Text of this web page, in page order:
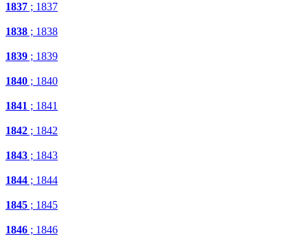
1837 ; 1837
1838 ; 1838
1839 ; 1839
1840 ; 1840
1841 ; 1841
1842 ; 1842
1843 ; 1843
1844 ; 1844
1845 ; 1845
1846 ; 1846